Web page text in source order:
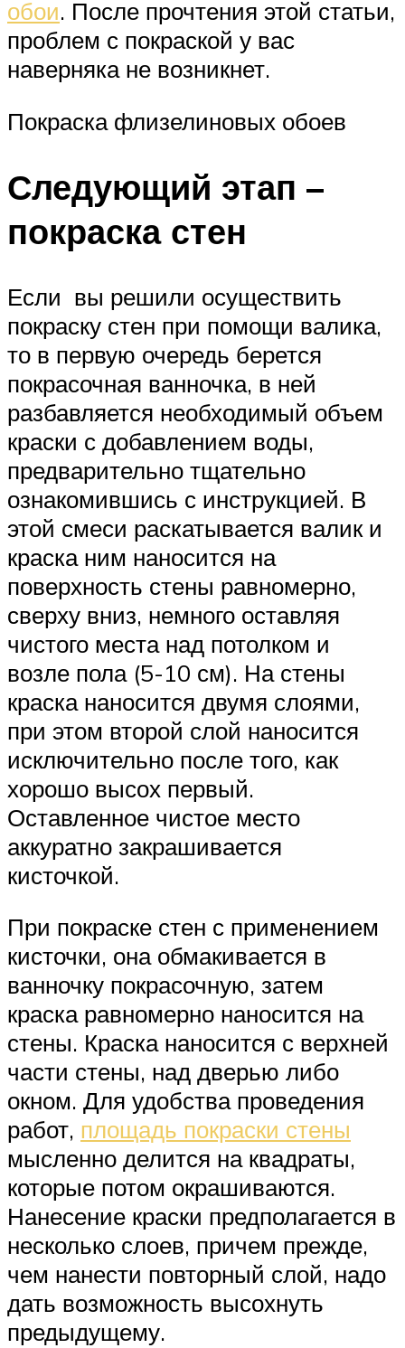
обои. После прочтения этой статьи,
проблем с покраской у вас
наверняка не возникнет.
Покраска флизелиновых обоев
Следующий этап –
покраска стен
Если вы решили осуществить
покраску стен при помощи валика,
то в первую очередь берется
покрасочная ванночка, в ней
разбавляется необходимый объем
краски с добавлением воды,
предварительно тщательно
ознакомившись с инструкцией. В
этой смеси раскатывается валик и
краска ним наносится на
поверхность стены равномерно,
сверху вниз, немного оставляя
чистого места над потолком и
возле пола (5-10 см). На стены
краска наносится двумя слоями,
при этом второй слой наносится
исключительно после того, как
хорошо высох первый.
Оставленное чистое место
аккуратно закрашивается
кисточкой.
При покраске стен с применением
кисточки, она обмакивается в
ванночку покрасочную, затем
краска равномерно наносится на
стены. Краска наносится с верхней
части стены, над дверью либо
окном. Для удобства проведения
работ, площадь покраски стены
мысленно делится на квадраты,
которые потом окрашиваются.
Нанесение краски предполагается в
несколько слоев, причем прежде,
чем нанести повторный слой, надо
дать возможность высохнуть
предыдущему.